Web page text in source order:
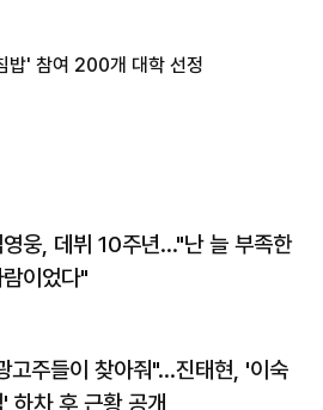
밥' 참여 200개 대학 선정
영웅, 데뷔 10주년…"난 늘 부족한
이었다"
고주들이 찾아줘"…진태현, '이숙
하차 후 근황 공개